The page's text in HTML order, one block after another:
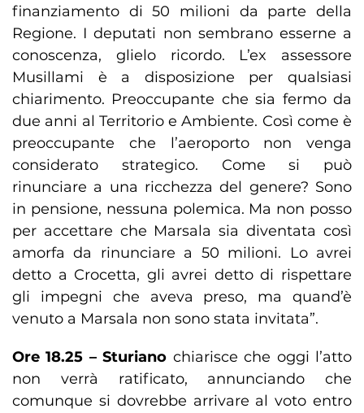
finanziamento di 50 milioni da parte della
Regione. I deputati non sembrano esserne a
conoscenza, glielo ricordo. L’ex assessore
Musillami è a disposizione per qualsiasi
chiarimento. Preoccupante che sia fermo da
due anni al Territorio e Ambiente. Così come è
preoccupante che l’aeroporto non venga
considerato strategico. Come si può
rinunciare a una ricchezza del genere? Sono
in pensione, nessuna polemica. Ma non posso
per accettare che Marsala sia diventata così
amorfa da rinunciare a 50 milioni. Lo avrei
detto a Crocetta, gli avrei detto di rispettare
gli impegni che aveva preso, ma quand’è
venuto a Marsala non sono stata invitata”.
Ore 18.25 – Sturiano chiarisce che oggi l’atto
non verrà ratificato, annunciando che
comunque si dovrebbe arrivare al voto entro